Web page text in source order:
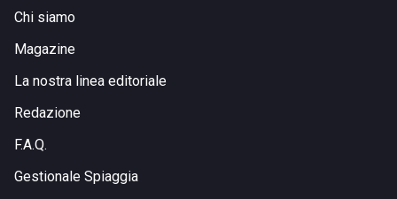
Chi siamo
Magazine
La nostra linea editoriale
Redazione
F.A.Q.
Gestionale Spiaggia